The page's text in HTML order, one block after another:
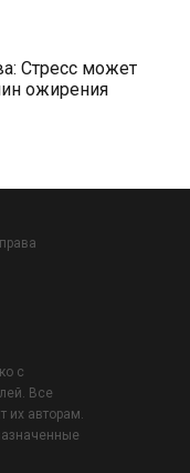
Стресс может
ожирения
с
Все
их авторам.